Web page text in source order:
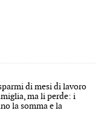
di mesi di lavoro
ma li perde: i
la somma e la